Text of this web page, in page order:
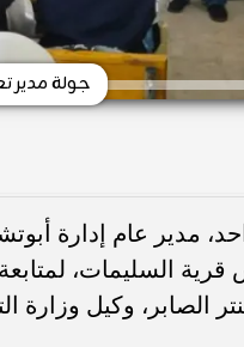
جولة مدير
مدير عام إدارة
السليمات، لمتابعة
الصابر، وكيل وزارة